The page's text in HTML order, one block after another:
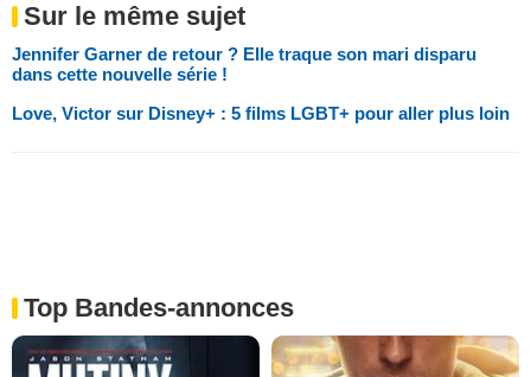
Sur le même sujet
Jennifer Garner de retour ? Elle traque son mari disparu
dans cette nouvelle série !
Love, Victor sur Disney+ : 5 films LGBT+ pour aller plus loin
Top Bandes-annonces